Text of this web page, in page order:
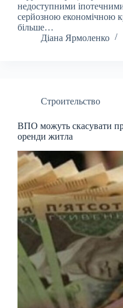
недоступними
серйозною економічною
більше…
Діана Ярмоленко
Строительство
ВПО можуть скасувати
оренди житла